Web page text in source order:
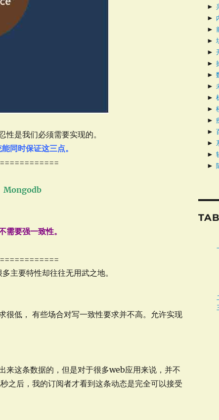
是我们必须需要实现的。
同时保证这三点。
Mongodb
要强一致性。
主要特性却往往无用武之地。
低， 有些场合对写一致性要求并不高。允许实现
来这条数据的，但是对于很多web应用来说，并不
之后，我的订阅者才看到这条动态是完全可以接受
►
►
►
►
►
►
►
►
►
►
►
►
►
►
►